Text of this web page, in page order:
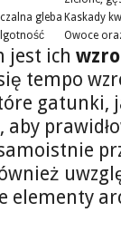
gleba Kaskady
Owoce
jest ich
tempo
gatunki,
elementy